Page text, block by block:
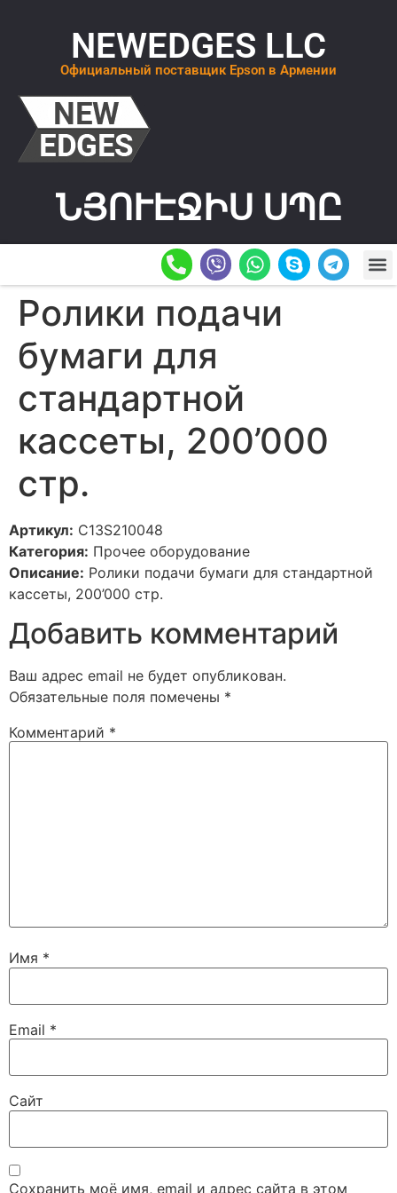
NEWEDGES LLC
Официальный поставщик Epson в Армении
ՆՅՈՒԷՋԻՍ ՍՊԸ
Ролики подачи
бумаги для
стандартной
кассеты, 200’000
стр.
Артикул: C13S210048
Категория: Прочее оборудование
Описание: Ролики подачи бумаги для стандартной
кассеты, 200’000 стр.
Добавить комментарий
Ваш адрес email не будет опубликован.
Обязательные поля помечены *
Комментарий *
Имя *
Email *
Сайт
Сохранить моё имя, email и адрес сайта в этом